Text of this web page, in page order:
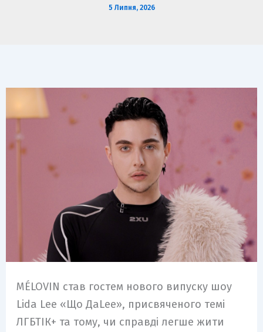
5 Липня, 2026
MÉLOVIN став гостем нового випуску шоу
Lida Lee «Що ДаLee», присвяченого темі
ЛГБТІК+ та тому, чи справді легше жити